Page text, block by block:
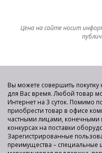
Цена на сайте носит
Вы можете совершить покупку
для Вас время. Любой товар
Интернет на 3 суток. Помимо
приобрести товар в офисе
частными лицами, конечными
конкурсах на поставки
Зарегистрированные
преимущества – специальные